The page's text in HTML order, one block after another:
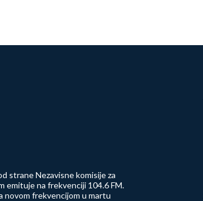
strane Nezavisne komisije za
emituje na frekvenciji 104.6 FM.
novom frekvencijom u martu